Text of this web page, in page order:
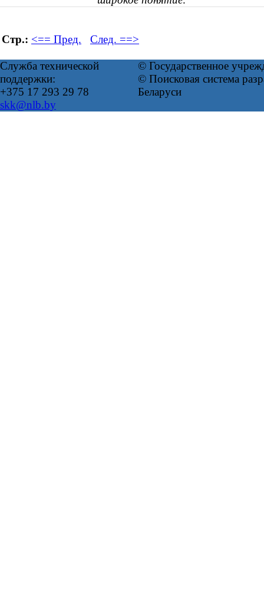
Стр.: <== Пред. След. ==>
Служба технической
поддержки:
+375 17 293 29 78
skk@nlb.by
© Государственное
© Поисковая система
Беларуси